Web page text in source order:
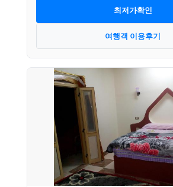
최저가확인
여행객 이용후기